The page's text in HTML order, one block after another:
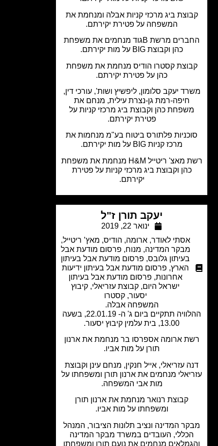
ביג מרכזי קניות אבלה ומנחמת את
המשפחה על פטירת יקירתם.
החברים מרשת Bגוד מנחמים את משפחת
כהן וקבוצת BIG על מות יקירתם.
קסטרו הודיס מנחמת את משפחת
כהן על פטירת יקירתם.
יעקב סלומון, ליפשיץ ושות', עורכי דין,
חיפה-רמת גן-נצרת עילית, מנחם את
כהן וקבוצת ביג מרכזי קניות על
פטירת יקירתם.
פלתורס ביטוח בע"מ מנחמות את
מרכז קניות BIG על מות יקירתם.
רשת מאצ' ריטייל H&M מנחמת את משפחת
כהן וקבוצת ביג מרכזי קניות על פטירת
יעקב תורן ז"ל
ינואר 22, 2019
אסתי לאודר, ארומה,הודיס,מאץ’ ריטייל,
מבקר המדינה ,מנוח,פרסום מודעת אבל
בעיתון גלובס, פרסום מודעת אבל בעיתון
הארץ,
פרסום מודעת אבל בעיתון ידיעות
אחרונות,פרסום מודעת אבל בעיתון
ישראל היום,קבוצת עזריאלי ,קיבוץ
קסטרו
המשפחה אבלה.
ההלוויה תתקיים ביום ג' ה- 22.01.19, בשעה
ארומה אספרסו בר מנחמת את ארנון
תורן על מות אביו.
עזריאלי, אייל חנקין, מנחם עינן וקבוצת
מנחמים את ארנון תורן ומשפחתו על
מות אבי המשפחה.
קבוצת רנואר מנחמת את ארנון תורן
ומשפחתו על מות אביו.
המדינה ונציב תלונות הציבור, המנהל
העובדים במשרד מבקר המדינה
מנחמים את נועם תורן ומשפחתו